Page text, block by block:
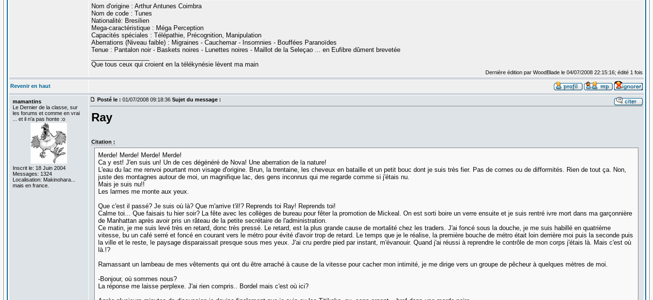
Nom d'origine : Arthur Antunes Coimbra
Nom de code : Tunes
Nationalité: Bresilien
Mega-caractéristique : Méga Perception
Capacités spéciales : Télépathie, Précognition, Manipulation
Aberrations (Niveau faible) : Migraines - Cauchemar - Insomnies - Bouffées Paranoïdes
Tenue : Pantalon noir - Baskets noires - Lunettes noires - Maillot de la Seleçao ... en Eufibre dûment brevetée
Que tous ceux qui croient en la télékynésie lèvent ma main
Dernière édition par WoodBlade le 04/07/2008 22:15:16; édité 1 fois
Revenir en haut
mamantins
Le Dernier de la classe, sur
les forums et comme en vrai
... et il n'a pas honte :o
Inscrit le: 18 Juin 2004
Messages: 1324
Localisation: Makinohara...
mais en france.
Posté le : 01/07/2008 09:18:36 Sujet du message :
Ray
Citation :
Merde! Merde! Merde! Merde!
Ca y est! J'en suis un! Un de ces dégénéré de Nova! Une aberration de la nature!
L'eau du lac me renvoi pourtant mon visage d'origine. Brun, la trentaine, les cheveux en bataille et un petit bouc dont je suis très fier. Pas de cornes ou de difformités. Rien de tout ça. Non,
juste des montagnes autour de moi, un magnifique lac, des gens inconnus qui me regarde comme si j'étais nu.
Mais je suis nu!!
Les larmes me monte aux yeux.
Que c'est il passé? Je suis où là? Que m'arrive t'il!? Reprends toi Ray! Reprends toi!
Calme toi... Que faisais tu hier soir? La fête avec les collèges de bureau pour fêter la promotion de Mickeal. On est sorti boire un verre ensuite et je suis rentré ivre mort dans ma garçonnière
de Manhattan après avoir pris un râteau de la petite secrétaire de l'administration.
Ce matin, je me suis levé très en retard, donc très pressé. Le retard, est la plus grande cause de mortalité chez les traders. J'ai foncé sous la douche, je me suis habillé en quatrième
vitesse, bu un café serré et foncé en courant vers le métro pour évité d'avoir trop de retard. Le temps que je le réalise, la première bouche de métro était loin derrière moi puis la seconde puis
la ville et le reste, le paysage disparaissait presque sous mes yeux. J'ai cru perdre pied par instant, m'évanouir. Quand j'ai réussi à reprendre le contrôle de mon corps j'étais là. Mais c'est où
là.!?
Ramassant un lambeau de mes vêtements qui ont du être arraché à cause de la vitesse pour cacher mon intimité, je me dirige vers un groupe de pêcheur à quelques mètres de moi.
-Bonjour, où sommes nous?
La réponse me laisse perplexe. J'ai rien compris.. Bordel mais c'est où ici?